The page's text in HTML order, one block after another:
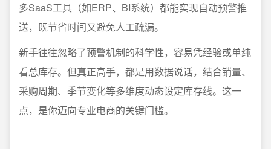
多SaaS工具（如ERP、BI系统）都能实现自动预警推
送，既节省时间又避免人工疏漏。
新手往往忽略了预警机制的科学性，容易凭经验或单纯
看总库存。但真正高手，都是用数据说话，结合销量、
采购周期、季节变化等多维度动态设定库存线。这一
点，是你迈向专业电商的关键门槛。